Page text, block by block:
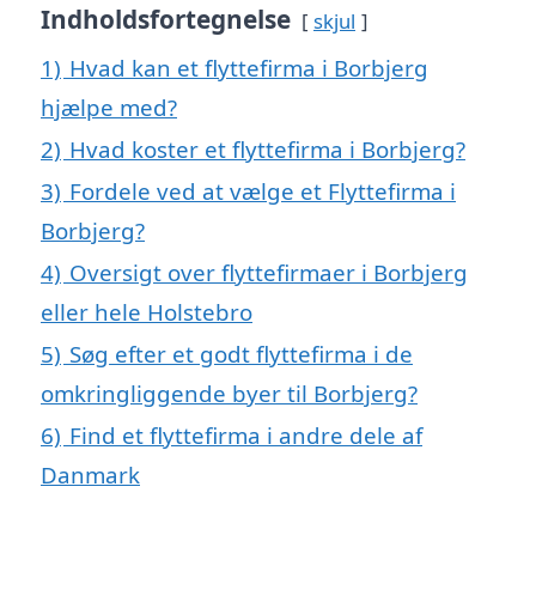
Indholdsfortegnelse skjul
1) Hvad kan et flyttefirma i Borbjerg
hjælpe med?
2) Hvad koster et flyttefirma i Borbjerg?
3) Fordele ved at vælge et Flyttefirma i
Borbjerg?
4) Oversigt over flyttefirmaer i Borbjerg
eller hele Holstebro
5) Søg efter et godt flyttefirma i de
omkringliggende byer til Borbjerg?
6) Find et flyttefirma i andre dele af
Danmark